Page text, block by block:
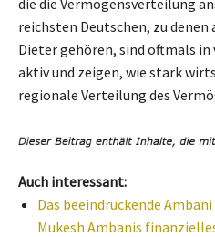
die die Vermögensverteilung
reichsten Deutschen, zu
Dieter gehören, sind oftmals in
aktiv und zeigen, wie stark
regionale Verteilung des
Auch interessant:
Das beeindruckende
Mukesh Ambanis